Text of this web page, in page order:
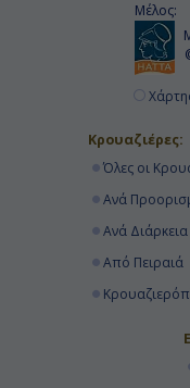
Μέλος:
Κρουαζιέρες:
Όλες οι
Ανά
Ανά Διάρκεια
Από Πειραιά